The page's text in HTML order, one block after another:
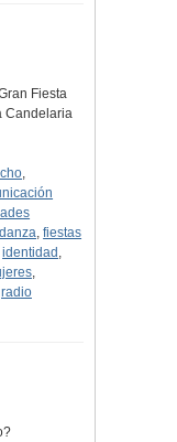
Fiesta
Candelaria
,
danza,fiestas
identidad ,
,
radio